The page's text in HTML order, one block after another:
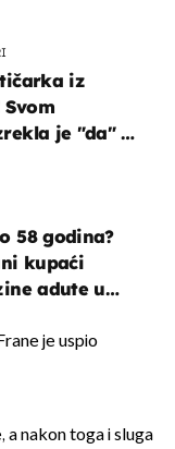
iz
Svom
je "da" u
58 godina?
kupaći
adute u
je uspio
nakon toga i sluga